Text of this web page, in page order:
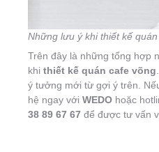
Những lưu ý khi thiết kế
Trên đây là những tổng hợp
khi thiết kế quán cafe võng
ý tưởng mới từ gợi ý trên.
hệ ngay với WEDO hoặc
38 89 67 67 để được tư vấn